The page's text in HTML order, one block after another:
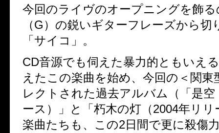
今回のライヴのオープニングを飾
（G）の鋭いギターフレーズから切
「サイコ」。
CD音源でも伺えた暴力的ともいえ
えたこの楽曲を始め、今回の＜関東
レクトされた過去アルバム（「是空
ース）」と「朽木の灯（2004年リリ
楽曲たちも、この2日間で更に殺傷